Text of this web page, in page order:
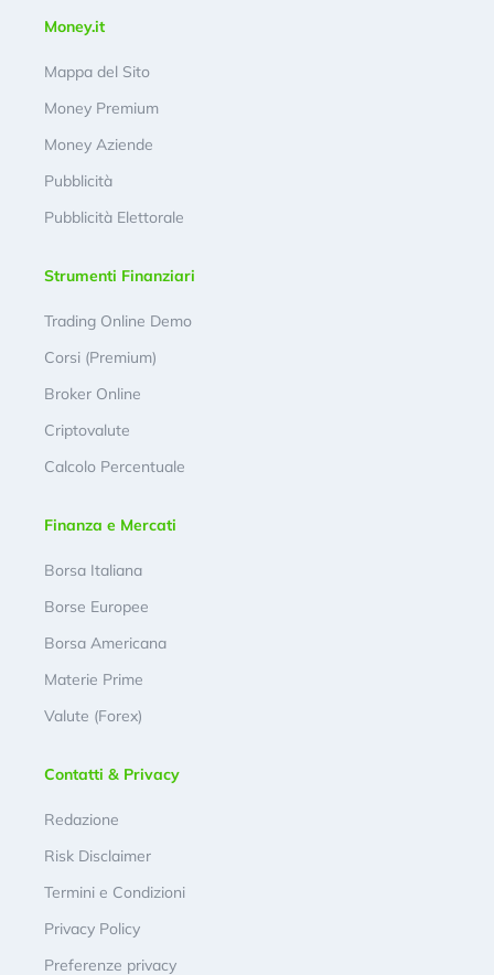
Money.it
Mappa del Sito
Money Premium
Money Aziende
Pubblicità
Pubblicità Elettorale
Strumenti Finanziari
Trading Online Demo
Corsi (Premium)
Broker Online
Criptovalute
Calcolo Percentuale
Finanza e Mercati
Borsa Italiana
Borse Europee
Borsa Americana
Materie Prime
Valute (Forex)
Contatti & Privacy
Redazione
Risk Disclaimer
Termini e Condizioni
Privacy Policy
Preferenze privacy